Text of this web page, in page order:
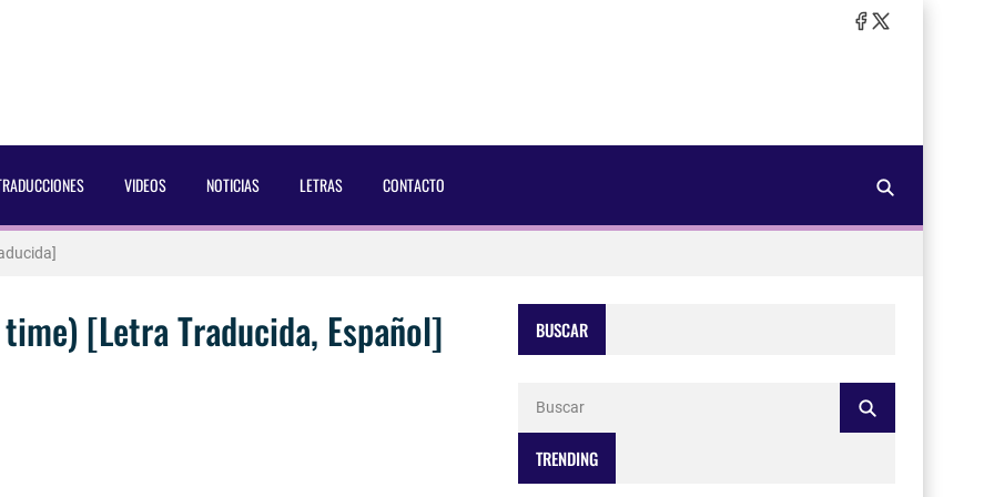
VIDEOS NOTICIAS LETRAS CONTACTO
Bach Buquen
Soria a Mister R&B España 2026
[Letra Traducida, Español] BUSCAR
TRENDING